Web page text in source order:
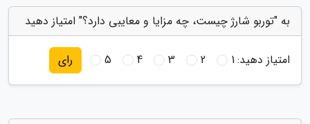
به "توربو شارژ چیست، چه مزایا و معایبی دارد؟" امتیاز دهید
امتیاز دهید:1
2
3
4
5 رای